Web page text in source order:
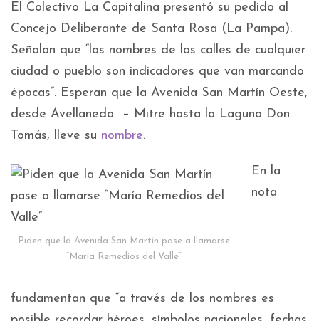
El Colectivo La Capitalina presentó su pedido al
Concejo Deliberante de Santa Rosa (La Pampa).
Señalan que “los nombres de las calles de cualquier
ciudad o pueblo son indicadores que van marcando
épocas”. Esperan que la Avenida San Martín Oeste,
desde Avellaneda – Mitre hasta la Laguna Don
Tomás, lleve su nombre.
Piden que la Avenida San Martín pase a llamarse
“María Remedios del Valle”
En la
nota
fundamentan que “a través de los nombres es